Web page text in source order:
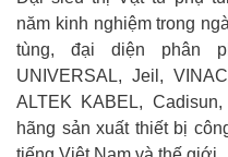
năm kinh nghiệm trong
tùng, đại diện phân
UNIVERSAL, Jeil,
ALTEK KABEL,
hãng sản xuất thiết bị